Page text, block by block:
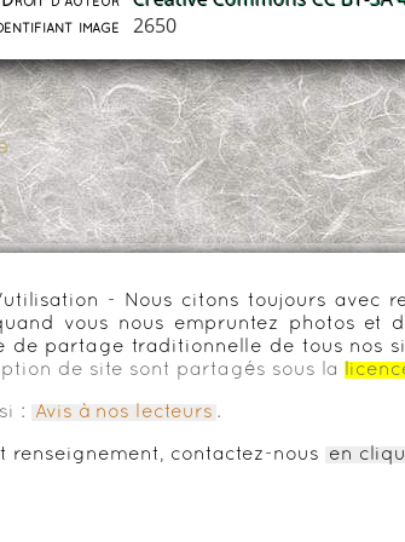
image 2650
- Nous citons toujours avec
vous nous empruntez photos et
de partage traditionnelle de tous nos
de site sont partagés sous la
: Avis à nos lecteurs .
renseignement, contactez-nous en